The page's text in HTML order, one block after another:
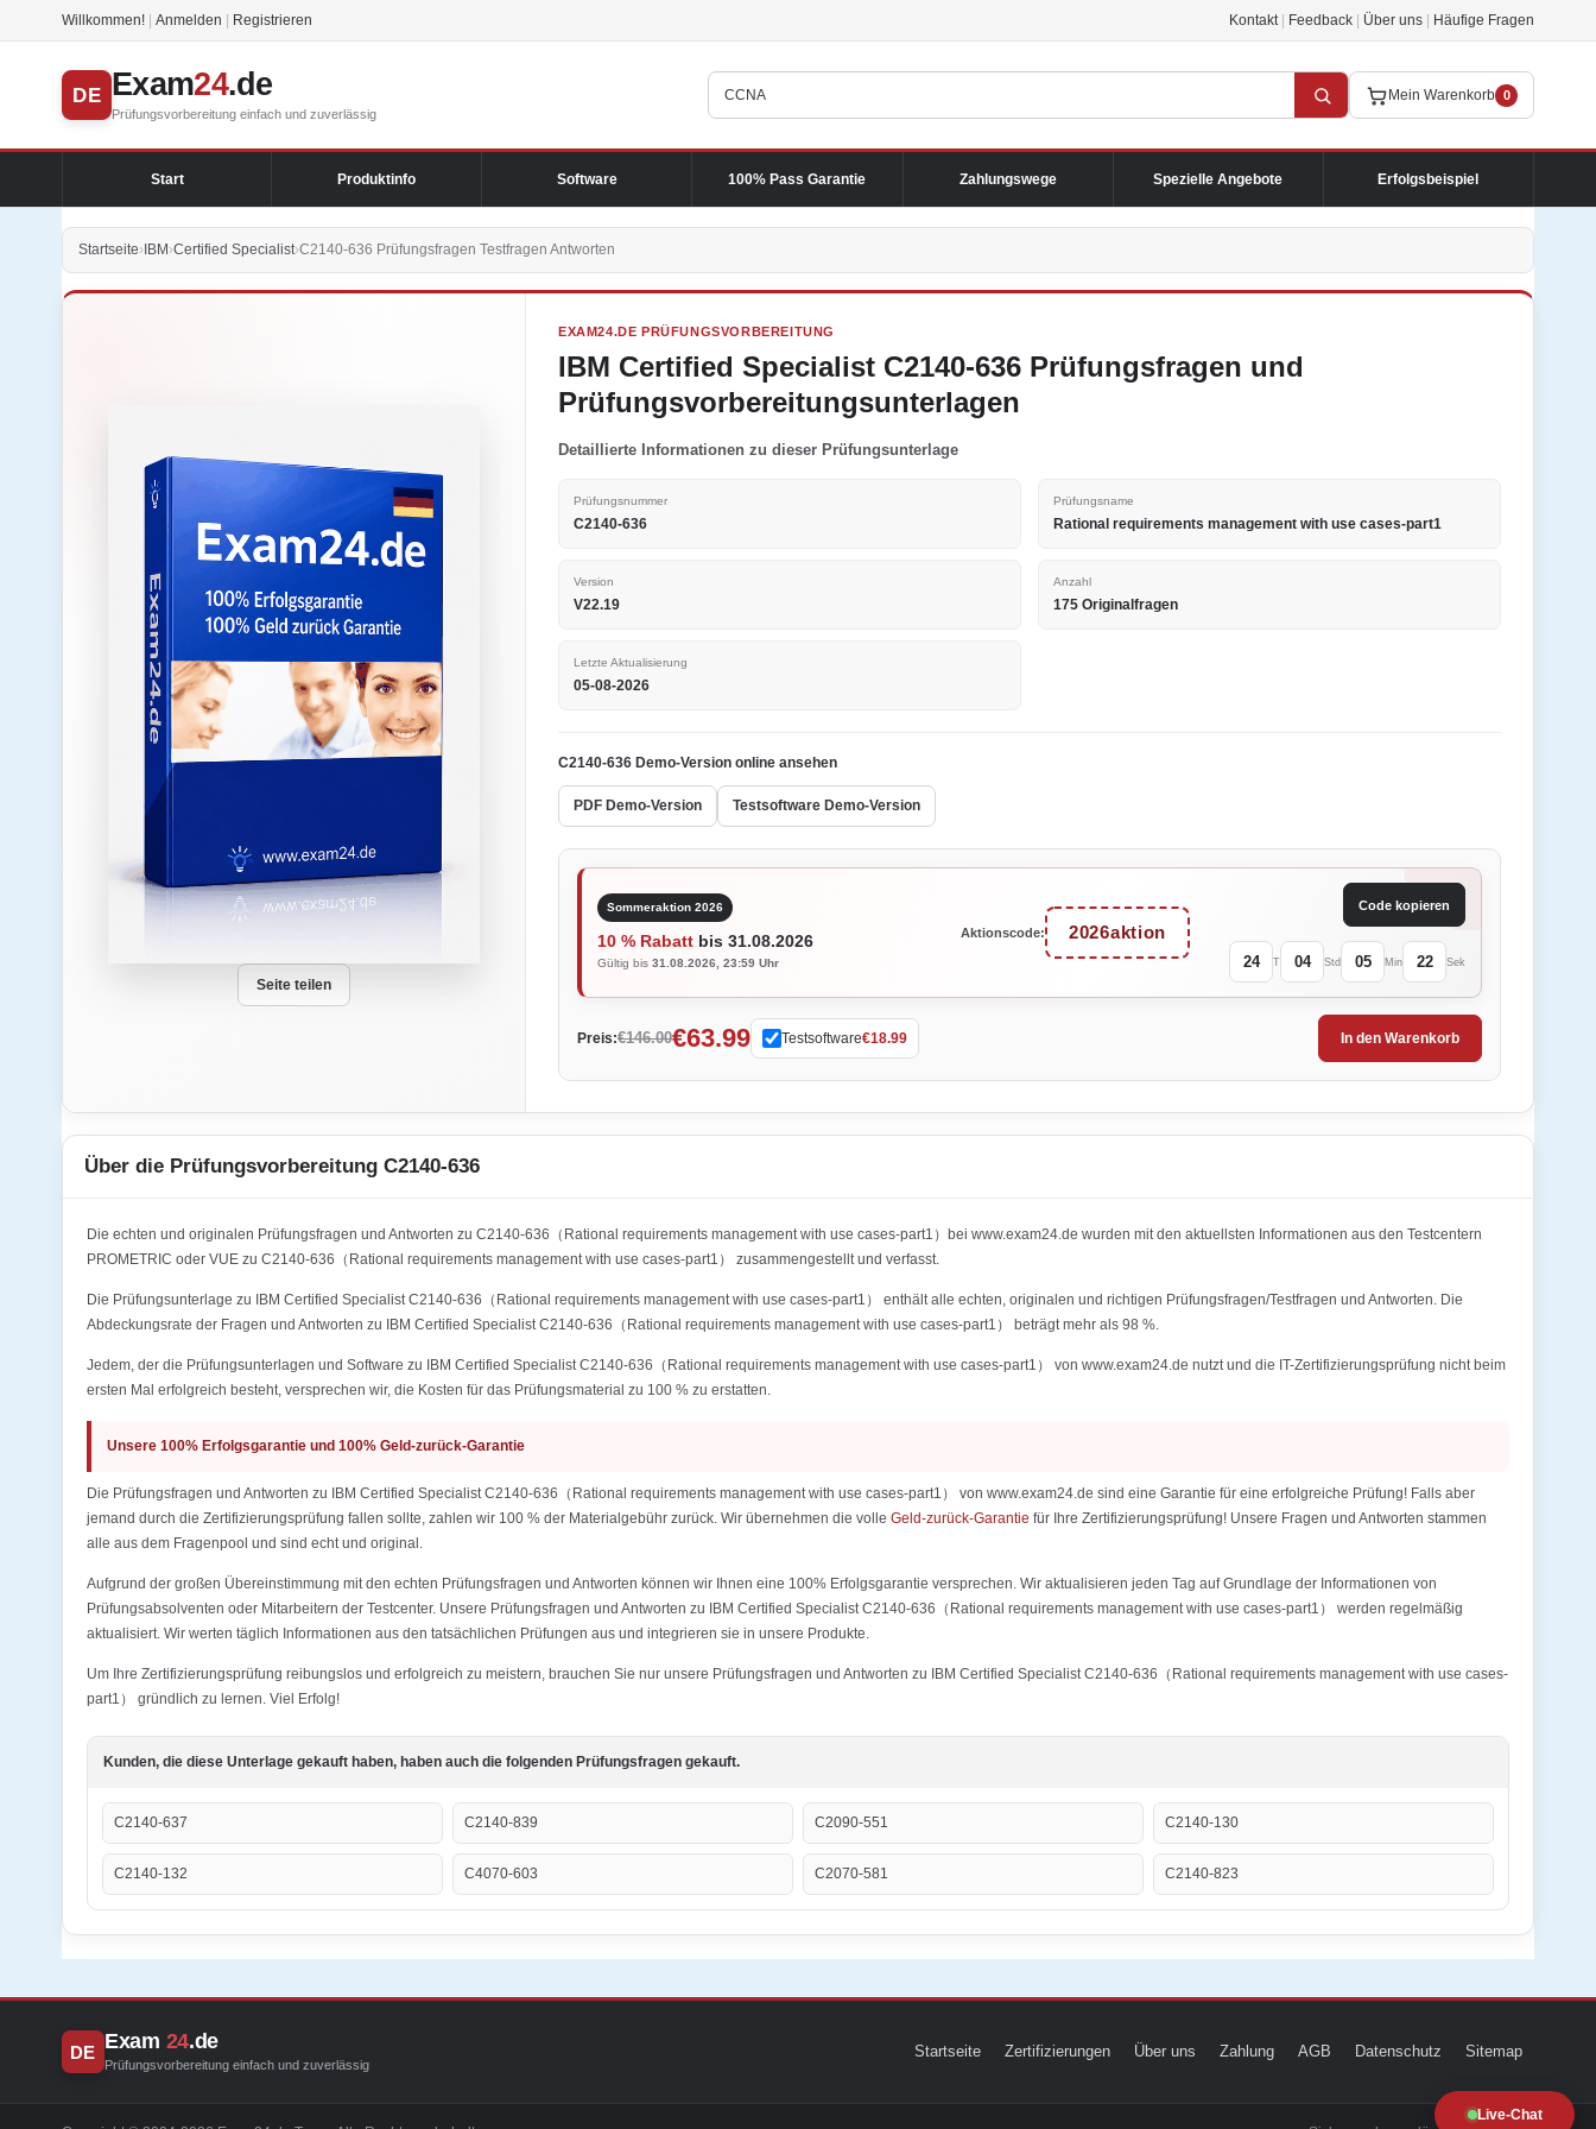
Willkommen! Anmelden Registrieren Kontakt Feedback Über uns Häufige Fragen
DE Exam24.de
Prüfungsvorbereitung einfach und zuverlässig
Mein Warenkorb 0
Start Produktinfo Software 100% Pass Garantie Zahlungswege Spezielle Angebote Erfolgsbeispiel
Live-Chat
Startseite› IBM ›Certified Specialist›C2140-636 Prüfungsfragen Testfragen Antworten
Seite teilen
EXAM24.DE PRÜFUNGSVORBEREITUNG
IBM Certified Specialist C2140-636 Prüfungsfragen und
Prüfungsvorbereitungsunterlagen
Detaillierte Informationen zu dieser Prüfungsunterlage
Prüfungsnummer
C2140-636
Prüfungsname
Rational requirements management with use cases-part1
Version
V22.19
Anzahl
175 Originalfragen
Letzte Aktualisierung
05-08-2026
C2140-636 Demo-Version online ansehen
PDF Demo-Version Testsoftware Demo-Version
Sommeraktion 2026
10 % Rabatt bis 31.08.2026
Gültig bis 31.08.2026, 23:59 Uhr
Aktionscode: 2026aktion
Code kopieren
24 T 04 Std 05 Min 22 Sek
Preis:€146.00€63.99 Testsoftware€18.99 In den Warenkorb
Über die Prüfungsvorbereitung C2140-636
Die echten und originalen Prüfungsfragen und Antworten zu C2140-636（Rational requirements management with use cases-part1）bei www.exam24.de wurden mit den aktuellsten Informationen aus den Testcentern
PROMETRIC oder VUE zu C2140-636（Rational requirements management with use cases-part1） zusammengestellt und verfasst.
Die Prüfungsunterlage zu IBM Certified Specialist C2140-636（Rational requirements management with use cases-part1） enthält alle echten, originalen und richtigen Prüfungsfragen/Testfragen und Antworten. Die
Abdeckungsrate der Fragen und Antworten zu IBM Certified Specialist C2140-636（Rational requirements management with use cases-part1） beträgt mehr als 98 %.
Jedem, der die Prüfungsunterlagen und Software zu IBM Certified Specialist C2140-636（Rational requirements management with use cases-part1） von www.exam24.de nutzt und die IT-Zertifizierungsprüfung nicht beim
ersten Mal erfolgreich besteht, versprechen wir, die Kosten für das Prüfungsmaterial zu 100 % zu erstatten.
Unsere 100% Erfolgsgarantie und 100% Geld-zurück-Garantie
Die Prüfungsfragen und Antworten zu IBM Certified Specialist C2140-636（Rational requirements management with use cases-part1） von www.exam24.de sind eine Garantie für eine erfolgreiche Prüfung! Falls aber
jemand durch die Zertifizierungsprüfung fallen sollte, zahlen wir 100 % der Materialgebühr zurück. Wir übernehmen die volle Geld-zurück-Garantie für Ihre Zertifizierungsprüfung! Unsere Fragen und Antworten stammen
alle aus dem Fragenpool und sind echt und original.
Aufgrund der großen Übereinstimmung mit den echten Prüfungsfragen und Antworten können wir Ihnen eine 100% Erfolgsgarantie versprechen. Wir aktualisieren jeden Tag auf Grundlage der Informationen von
Prüfungsabsolventen oder Mitarbeitern der Testcenter. Unsere Prüfungsfragen und Antworten zu IBM Certified Specialist C2140-636（Rational requirements management with use cases-part1） werden regelmäßig
aktualisiert. Wir werten täglich Informationen aus den tatsächlichen Prüfungen aus und integrieren sie in unsere Produkte.
Um Ihre Zertifizierungsprüfung reibungslos und erfolgreich zu meistern, brauchen Sie nur unsere Prüfungsfragen und Antworten zu IBM Certified Specialist C2140-636（Rational requirements management with use cases-
part1） gründlich zu lernen. Viel Erfolg!
Kunden, die diese Unterlage gekauft haben, haben auch die folgenden Prüfungsfragen gekauft.
C2140-637 C2140-839 C2090-551 C2140-130
C2140-132 C4070-603 C2070-581 C2140-823
DE Exam 24.de
Prüfungsvorbereitung einfach und zuverlässig
Startseite Zertifizierungen Über uns Zahlung AGB Datenschutz Sitemap